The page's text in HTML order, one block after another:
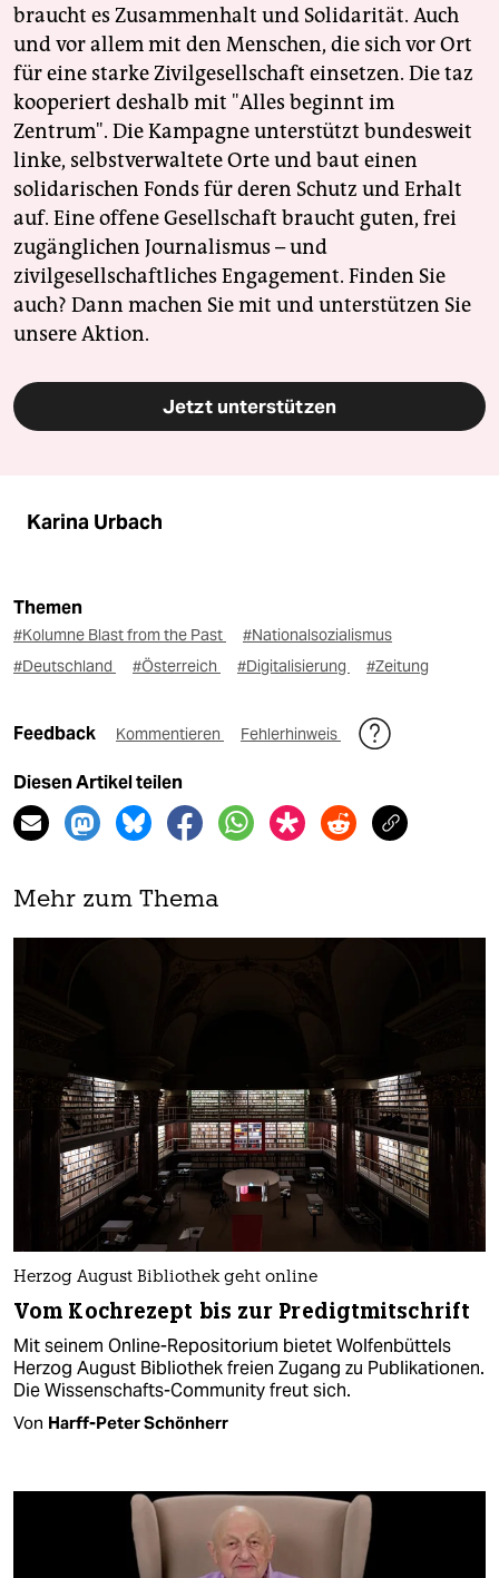
braucht es Zusammenhalt und Solidarität. Auch
und vor allem mit den Menschen, die sich vor Ort
für eine starke Zivilgesellschaft einsetzen. Die taz
kooperiert deshalb mit "Alles beginnt im
Zentrum". Die Kampagne unterstützt bundesweit
linke, selbstverwaltete Orte und baut einen
solidarischen Fonds für deren Schutz und Erhalt
auf. Eine offene Gesellschaft braucht guten, frei
zugänglichen Journalismus – und
zivilgesellschaftliches Engagement. Finden Sie
auch? Dann machen Sie mit und unterstützen Sie
unsere Aktion.
Jetzt unterstützen
Karina Urbach
Themen
#Kolumne Blast from the Past
#Nationalsozialismus
#Deutschland
#Österreich #Digitalisierung #Zeitung
Feedback Kommentieren Fehlerhinweis
Diesen Artikel teilen
Mehr zum Thema
Herzog August Bibliothek geht online
Vom Kochrezept bis zur Predigtmitschrift
Mit seinem Online-Repositorium bietet Wolfenbüttels
Herzog August Bibliothek freien Zugang zu Publikationen.
Die Wissenschafts-Community freut sich.
Von Harff-Peter Schönherr